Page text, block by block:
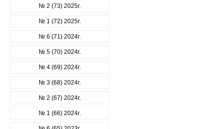
№ 2 (73) 2025г.
№ 1 (72) 2025г.
№ 6 (71) 2024г.
№ 5 (70) 2024г.
№ 4 (69) 2024г.
№ 3 (68) 2024г.
№ 2 (67) 2024г.
№ 1 (66) 2024г.